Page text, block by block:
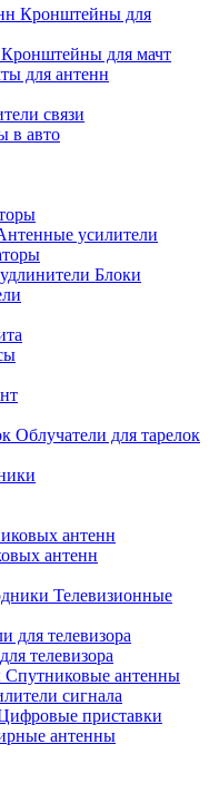
Кронштейны для
Кронштейны для мачт
для антенн
связи
в авто
усилители
Блоки
Облучатели для тарелок
антенн
Телевизионные
телевизора
Спутниковые антенны
сигнала
приставки
антенны